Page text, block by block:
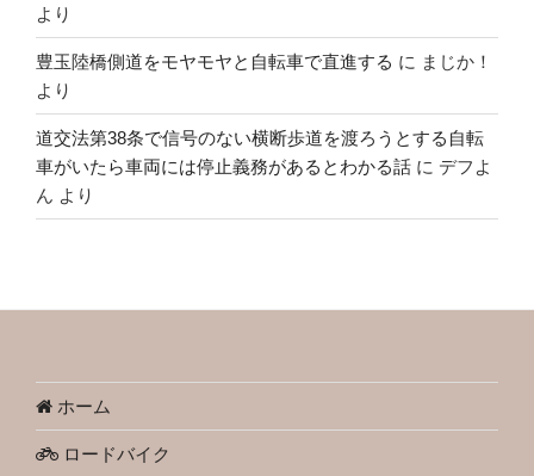
より
豊玉陸橋側道をモヤモヤと自転車で直進する に まじか！
より
道交法第38条で信号のない横断歩道を渡ろうとする自転
車がいたら車両には停止義務があるとわかる話 に デフよ
ん より
ホーム
ロードバイク